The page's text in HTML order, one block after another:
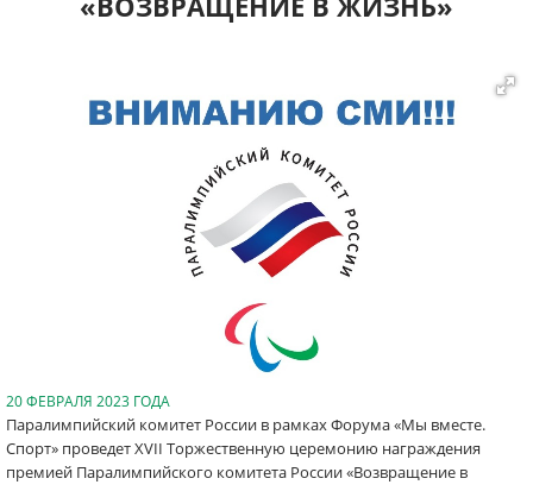
20 ФЕВРАЛЯ 2023 ГОДА
Паралимпийский комитет России в рамках Форума «Мы вместе.
Спорт» проведет XVII Торжественную церемонию награждения
премией Паралимпийского комитета России «Возвращение в